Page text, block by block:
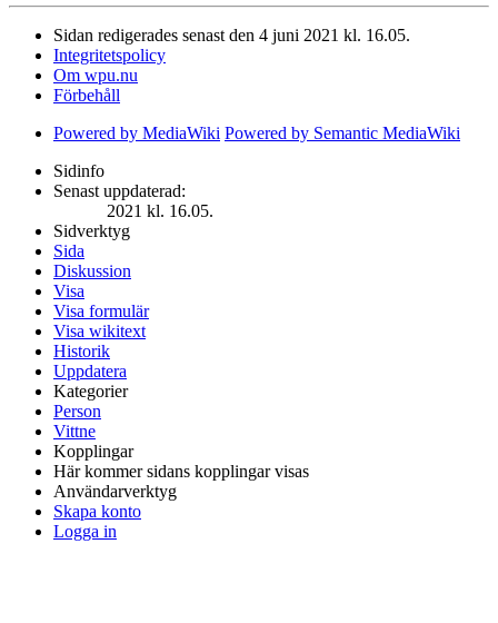
Sidan redigerades senast den 4 juni 2021 kl. 16.05.
Integritetspolicy
Om wpu.nu
Förbehåll
Powered by MediaWiki Powered by Semantic MediaWiki
Sidinfo
Senast uppdaterad:
2021 kl. 16.05.
Sidverktyg
Sida
Diskussion
Visa
Visa formulär
Visa wikitext
Historik
Uppdatera
Kategorier
Person
Vittne
Kopplingar
Här kommer sidans kopplingar visas
Användarverktyg
Skapa konto
Logga in